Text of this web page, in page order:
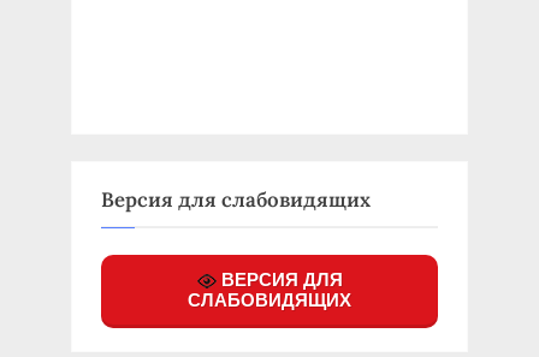
Версия для слабовидящих
ВЕРСИЯ ДЛЯ
СЛАБОВИДЯЩИХ